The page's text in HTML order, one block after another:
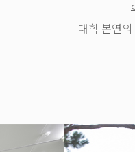
대학 본연